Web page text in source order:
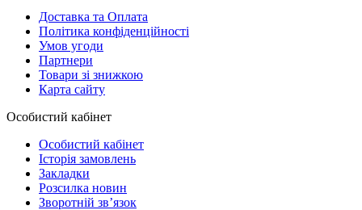
Доставка та Оплата
Політика конфіденційності
Умов угоди
Партнери
Товари зі знижкою
Карта сайту
Особистий кабінет
Особистий кабінет
Історія замовлень
Закладки
Розсилка новин
Зворотній зв’язок